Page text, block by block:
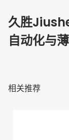
久胜
自动化与
相关推荐